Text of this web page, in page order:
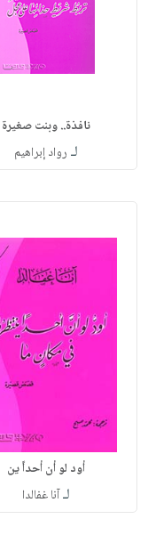
نافذة.. وبنت صغيرة
لـ رواد إبراهيم
أود لو أن أحداً ين
لـآنا غفالدا